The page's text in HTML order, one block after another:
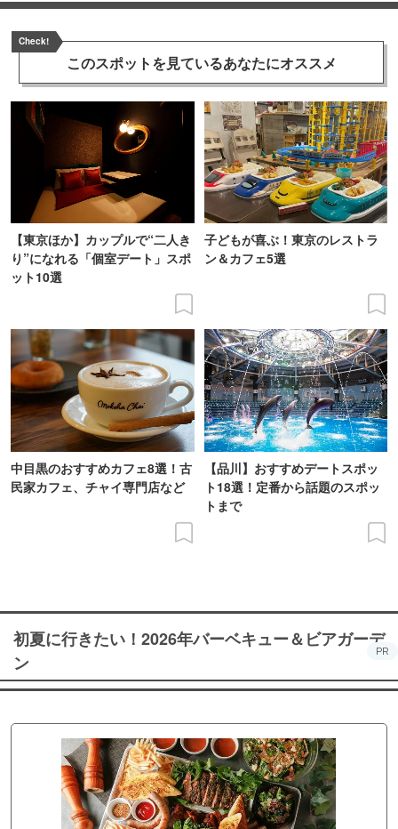
Check!
このスポットを見ているあなたにオススメ
【東京ほか】カップルで“二人き
り”になれる「個室デート」スポ
ット10選
子どもが喜ぶ！東京のレストラ
ン＆カフェ5選
中目黒のおすすめカフェ8選！古
民家カフェ、チャイ専門店など
【品川】おすすめデートスポッ
ト18選！定番から話題のスポッ
トまで
初夏に行きたい！2026年バーベキュー＆ビアガーデ
ン
PR